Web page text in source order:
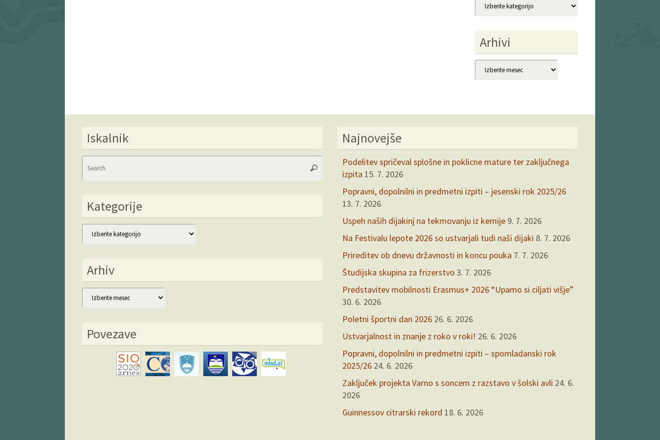
Arhivi
Arhivi
Iskalnik
Search
Search
Kategorije
Kategorije
Arhiv
Arhiv
Povezave
Najnovejše
Podelitev spričeval splošne in poklicne mature ter zaključnega
izpita 15. 7. 2026
Popravni, dopolnilni in predmetni izpiti – jesenski rok 2025/26
13. 7. 2026
Uspeh naših dijakinj na tekmovanju iz kemije 9. 7. 2026
Na Festivalu lepote 2026 so ustvarjali tudi naši dijaki 8. 7. 2026
Prireditev ob dnevu državnosti in koncu pouka 7. 7. 2026
Študijska skupina za frizerstvo 3. 7. 2026
Predstavitev mobilnosti Erasmus+ 2026 “Upamo si ciljati višje”
30. 6. 2026
Poletni športni dan 2026 26. 6. 2026
Ustvarjalnost in znanje z roko v roki! 26. 6. 2026
Popravni, dopolnilni in predmetni izpiti – spomladanski rok
2025/26 24. 6. 2026
Zaključek projekta Varno s soncem z razstavo v šolski avli 24. 6.
2026
Guinnessov citrarski rekord 18. 6. 2026